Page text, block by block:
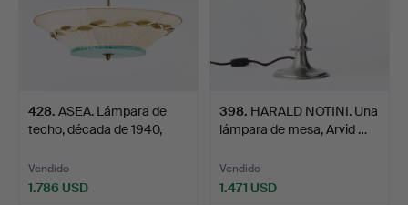
428. ASEA. Lámpara de
techo, década de 1940,
Vendido
1.786 USD
398. HARALD NOTINI. Una
lámpara de mesa, Arvid …
Vendido
1.471 USD